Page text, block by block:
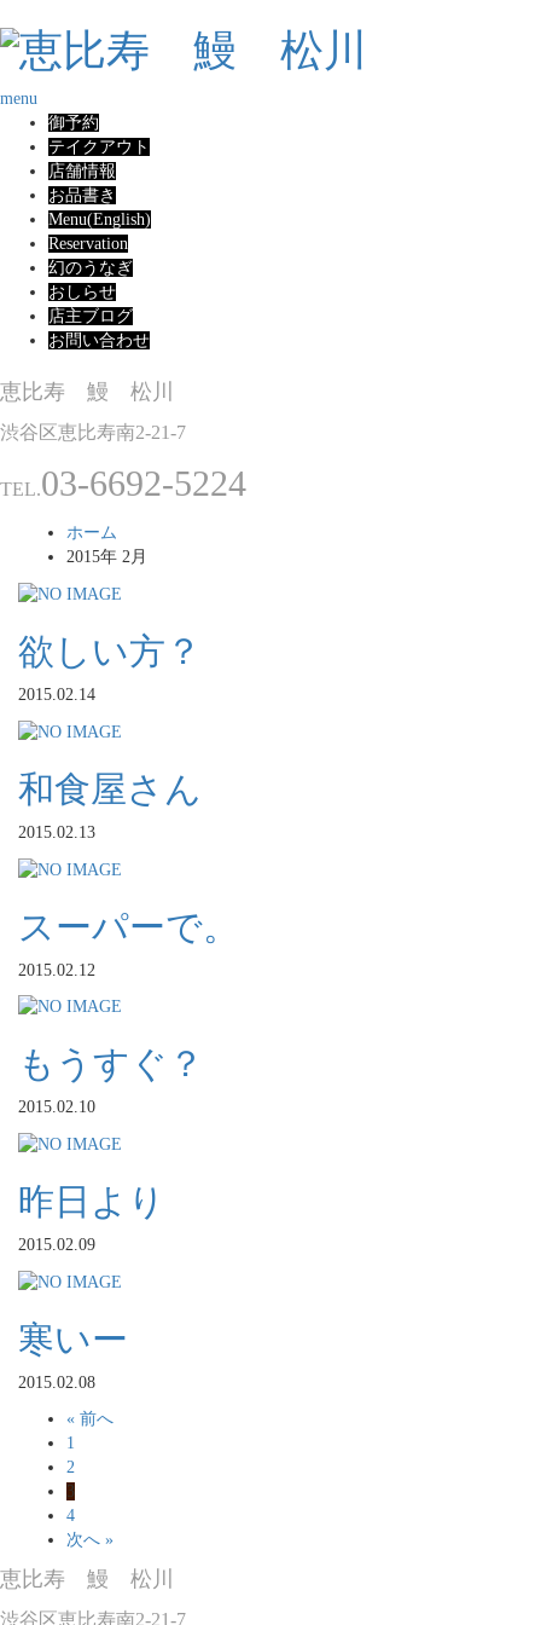
menu
御予約
テイクアウト
店舗情報
お品書き
Menu(English)
Reservation
幻のうなぎ
おしらせ
店主ブログ
お問い合わせ
恵比寿 鰻 松川
渋谷区恵比寿南2-21-7
TEL.03-6692-5224
ホーム
2015年 2月
欲しい方？
2015.02.14
和食屋さん
2015.02.13
スーパーで。
2015.02.12
もうすぐ？
2015.02.10
昨日より
2015.02.09
寒いー
2015.02.08
« 前へ
1
2
3
4
次へ »
恵比寿 鰻 松川
渋谷区恵比寿南2-21-7